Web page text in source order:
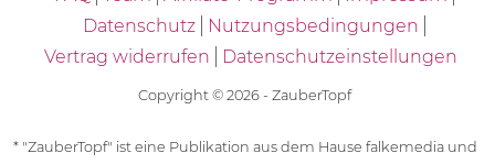
Datenschutz
Nutzungsbedingungen
Vertrag widerrufen
Datenschutzeinstellungen
Copyright © 2026 - ZauberTopf
* "ZauberTopf" ist eine Publikation aus dem Hause falkemedia und